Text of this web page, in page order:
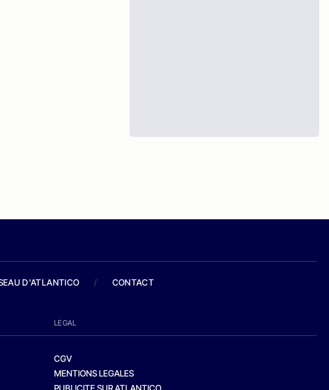
D'ATLANTICO / CONTACT
LEGAL
CGV
MENTIONS LEGALES
PUBLICITE SUR ATLANTICO